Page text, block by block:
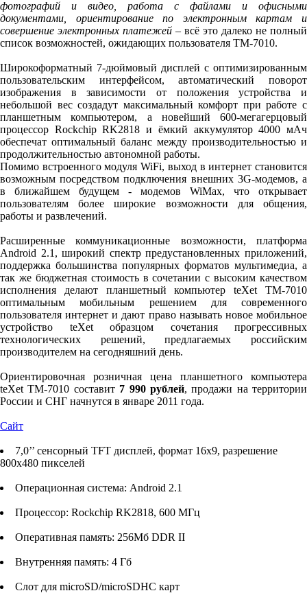
фотографий и видео, работа с файлами и офисными
документами, ориентирование по электронным картам и
совершение электронных платежей – всё это далеко не полный
список возможностей, ожидающих пользователя TM-7010.
Широкоформатный 7-дюймовый дисплей с оптимизированным
пользовательским интерфейсом, автоматический поворот
изображения в зависимости от положения устройства и
небольшой вес создадут максимальный комфорт при работе с
планшетным компьютером, а новейший 600-мегагерцовый
процессор Rockchip RK2818 и ёмкий аккумулятор 4000 мАч
обеспечат оптимальный баланс между производительностью и
продолжительностью автономной работы.
Помимо встроенного модуля WiFi, выход в интернет становится
возможным посредством подключения внешних 3G-модемов, а
в ближайшем будущем - модемов WiMax, что открывает
пользователям более широкие возможности для общения,
работы и развлечений.
Расширенные коммуникационные возможности, платформа
Android 2.1, широкий спектр предустановленных приложений,
поддержка большинства популярных форматов мультимедиа, а
так же бюджетная стоимость в сочетании с высоким качеством
исполнения делают планшетный компьютер teXet TM-7010
оптимальным мобильным решением для современного
пользователя интернет и дают право называть новое мобильное
устройство teXet образцом сочетания прогрессивных
технологических решений, предлагаемых российским
производителем на сегодняшний день.
Ориентировочная розничная цена планшетного компьютера
teXet TM-7010 составит 7 990 рублей, продажи на территории
России и СНГ начнутся в январе 2011 года.
Сайт
7,0’’ сенсорный TFT дисплей, формат 16х9, разрешение
800х480 пикселей
Операционная система: Android 2.1
Процессор: Rockchip RK2818, 600 МГц
Оперативная память: 256Мб DDR II
Внутренняя память: 4 Гб
Слот для microSD/microSDHC карт